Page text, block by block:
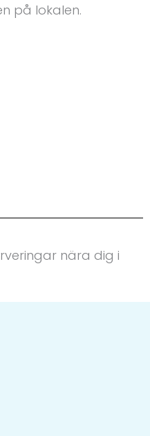
på lokalen.
nära dig i